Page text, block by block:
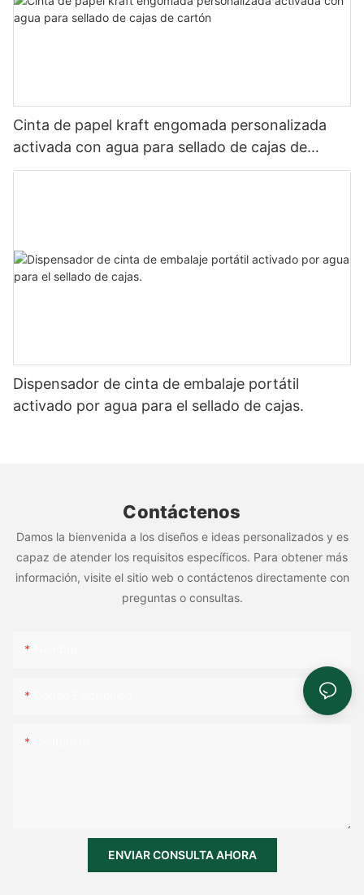
Cinta de papel kraft engomada personalizada
activada con agua para sellado de cajas de
cartón
Dispensador de cinta de embalaje portátil
activado por agua para el sellado de cajas.
Contáctenos
Damos la bienvenida a los diseños e ideas personalizados y es
capaz de atender los requisitos específicos. Para obtener más
información, visite el sitio web o contáctenos directamente con
preguntas o consultas.
ENVIAR CONSULTA AHORA